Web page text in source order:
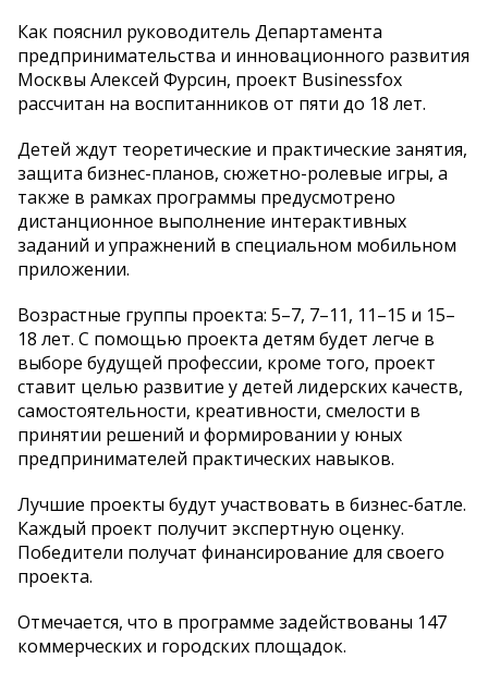
Как пояснил руководитель Департамента
предпринимательства и инновационного развития
Москвы Алексей Фурсин, проект Businessfox
рассчитан на воспитанников от пяти до 18 лет.
Детей ждут теоретические и практические занятия,
защита бизнес-планов, сюжетно-ролевые игры, а
также в рамках программы предусмотрено
дистанционное выполнение интерактивных
заданий и упражнений в специальном мобильном
приложении.
Возрастные группы проекта: 5–7, 7–11, 11–15 и 15–
18 лет. С помощью проекта детям будет легче в
выборе будущей профессии, кроме того, проект
ставит целью развитие у детей лидерских качеств,
самостоятельности, креативности, смелости в
принятии решений и формировании у юных
предпринимателей практических навыков.
Лучшие проекты будут участвовать в бизнес-батле.
Каждый проект получит экспертную оценку.
Победители получат финансирование для своего
проекта.
Отмечается, что в программе задействованы 147
коммерческих и городских площадок.